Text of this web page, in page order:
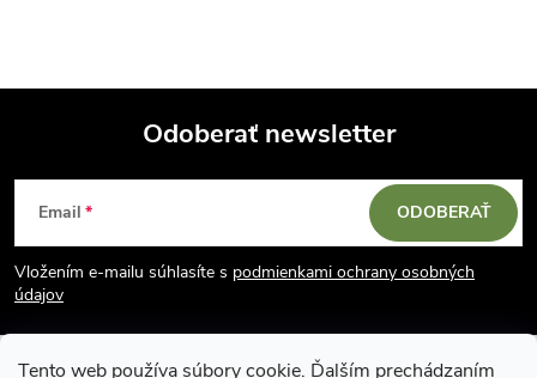
Tento web používa súbory cookie. Ďalším prechádzaním
Z
á
p
Odoberať newsletter
Email
Vložením e-mailu súhlasíte s podmienkami ochrany osobných
údajov
ODOBERAŤ